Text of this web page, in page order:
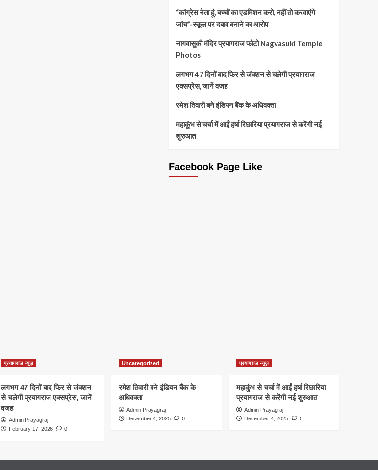
“कांग्रेस नेता हूं, बच्चों का एडमिशन करो, नहीं तो करवाएंगे
जांच”-स्कूल पर दबाव बनाने का आरोप
नागवासुकी मंदिर प्रयागराज फोटो Nagvasuki Temple
Photos
लगभग 47 दिनों बाद फिर से जंक्शन से चलेगी प्रयागराज
एक्सप्रेस, जानें वजह
रमेश तिवारी बने इंडियन बैंक के अधिवक्ता
महाकुंभ से चर्चा में आईं हर्षा रिछारिया प्रयागराज से करेंगी नई
शुरुआत
Facebook Page Like
प्रयागराज न्यूज़
लगभग 47 दिनों बाद फिर से जंक्शन
से चलेगी प्रयागराज एक्सप्रेस, जानें
वजह
Admin Prayagraj
February 17, 2026
0
Uncategorized
रमेश तिवारी बने इंडियन बैंक के
अधिवक्ता
Admin Prayagraj
December 4, 2025
0
प्रयागराज न्यूज़
महाकुंभ से चर्चा में आईं हर्षा रिछारिया
प्रयागराज से करेंगी नई शुरुआत
Admin Prayagraj
December 4, 2025
0